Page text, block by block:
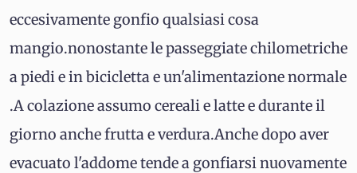
eccesivamente gonfio qualsiasi cosa
mangio.nonostante le passeggiate chilometriche
a piedi e in bicicletta e un'alimentazione normale
.A colazione assumo cereali e latte e durante il
giorno anche frutta e verdura.Anche dopo aver
evacuato l'addome tende a gonfiarsi nuovamente